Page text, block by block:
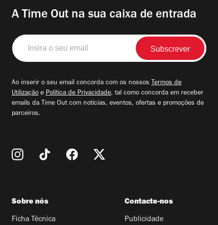
A Time Out na sua caixa de entrada
Insira
o
seu
Ao inserir o seu email concorda com os nossos Termos de
Utilização e Política de Privacidade, tal como concorda em receber
emails da Time Out com notícias, eventos, ofertas e promoções de
parceiros.
Sobre nós
Ficha Técnica
Contacte-nos
Publicidade